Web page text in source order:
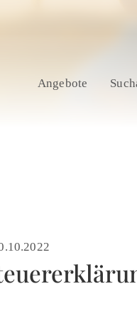
Angebote